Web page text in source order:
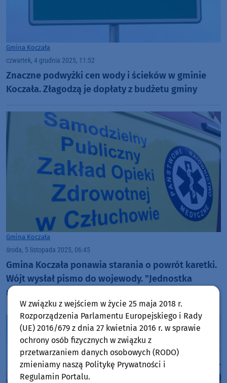
Gmina Koczała
czwartek, 4 grudnia 2025, 11:52
Znaczne podwyżki cen wody i ścieków w gminie
Koczała. Złagodzą je dopłaty z budżetu gminy
Gmina Koczała
środa, 5 listopada 2025, 06:45
Gmina Koczała ponawia starania o powrót karetki.
Wójt wysłał pismo do wojewody. "Jednostka
ratownicza powinna stacjonować od przyszłego
roku"W związku z wejściem w życie 25 maja 2018 r.
Rozporządzenia Parlamentu Europejskiego i Rady
(UE) 2016/679 z dnia 27 kwietnia 2016 r. w sprawie
ochrony osób fizycznych w związku z
przetwarzaniem danych osobowych (RODO)
zmieniamy naszą Politykę Prywatności i
Regulamin Portalu.